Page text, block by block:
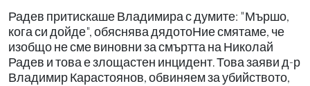
Радев притискаше Владимира с думите: "Мършо,
кога си дойде", обяснява дядотоНие смятаме, че
изобщо не сме виновни за смъртта на Николай
Радев и това е злощастен инцидент. Това заяви д-р
Владимир Карастоянов, обвиняем за убийството,